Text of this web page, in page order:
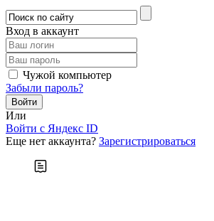
Вход в аккаунт
Чужой компьютер
Забыли пароль?
Или
Войти c Яндекс ID
Еще нет аккаунта? Зарегистрироваться